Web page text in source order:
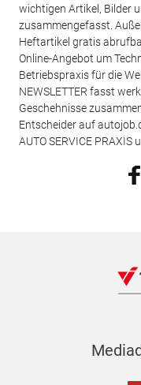
wichtigen Artikel, Bilder
zusammengefasst.
Heftartikel gratis
Online-Angebot um
Betriebspraxis für die
NEWSLETTER fasst
Geschehnisse
Entscheider auf
AUTO SERVICE PRAXIS